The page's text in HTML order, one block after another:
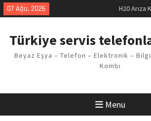
Skip
to
07 Ağu, 2026
makinesi
LG kombi
Çözüm
Vaillant
Arıza Kodu
Ferroli
Türkiye servis
Beyaz Eşya – Telefon – Elektronik –
Kombi
Menu